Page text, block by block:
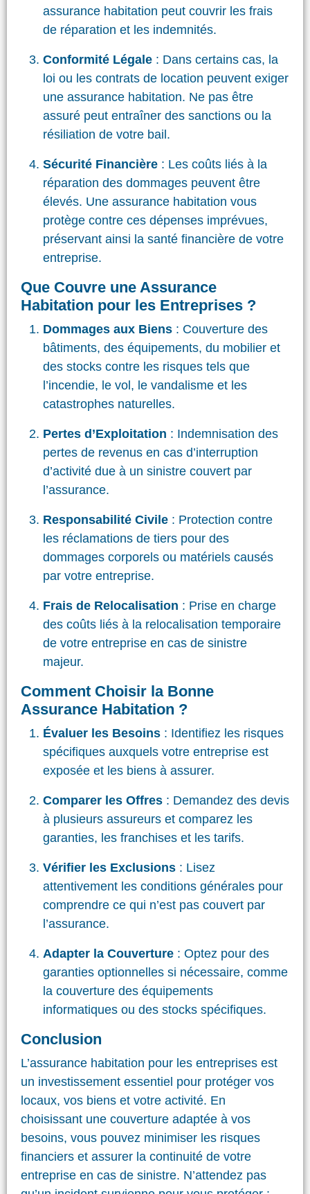
assurance habitation peut couvrir les frais
de réparation et les indemnités.
Conformité Légale : Dans certains cas, la
loi ou les contrats de location peuvent exiger
une assurance habitation. Ne pas être
assuré peut entraîner des sanctions ou la
résiliation de votre bail.
Sécurité Financière : Les coûts liés à la
réparation des dommages peuvent être
élevés. Une assurance habitation vous
protège contre ces dépenses imprévues,
préservant ainsi la santé financière de votre
entreprise.
Que Couvre une Assurance
Habitation pour les Entreprises ?
Dommages aux Biens : Couverture des
bâtiments, des équipements, du mobilier et
des stocks contre les risques tels que
l’incendie, le vol, le vandalisme et les
catastrophes naturelles.
Pertes d’Exploitation : Indemnisation des
pertes de revenus en cas d’interruption
d’activité due à un sinistre couvert par
l’assurance.
Responsabilité Civile : Protection contre
les réclamations de tiers pour des
dommages corporels ou matériels causés
par votre entreprise.
Frais de Relocalisation : Prise en charge
des coûts liés à la relocalisation temporaire
de votre entreprise en cas de sinistre
majeur.
Comment Choisir la Bonne
Assurance Habitation ?
Évaluer les Besoins : Identifiez les risques
spécifiques auxquels votre entreprise est
exposée et les biens à assurer.
Comparer les Offres : Demandez des devis
à plusieurs assureurs et comparez les
garanties, les franchises et les tarifs.
Vérifier les Exclusions : Lisez
attentivement les conditions générales pour
comprendre ce qui n’est pas couvert par
l’assurance.
Adapter la Couverture : Optez pour des
garanties optionnelles si nécessaire, comme
la couverture des équipements
informatiques ou des stocks spécifiques.
Conclusion
L’assurance habitation pour les entreprises est
un investissement essentiel pour protéger vos
locaux, vos biens et votre activité. En
choisissant une couverture adaptée à vos
besoins, vous pouvez minimiser les risques
financiers et assurer la continuité de votre
entreprise en cas de sinistre. N’attendez pas